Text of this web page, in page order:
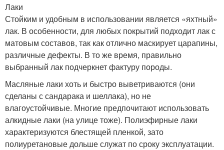
Лаки
Стойким и удобным в использовании является «яхтный»
лак. В особенности, для любых покрытий подходит лак с
матовым составов, так как отлично маскирует царапины,
различные дефекты. В то же время, правильно
выбранный лак подчеркнет фактуру породы.
Масляные лаки хоть и быстро выветриваются (они
сделаны с сандарака и шеллака), но не
влагоустойчивые. Многие предпочитают использовать
алкидные лаки (на улице тоже). Полиэфирные лаки
характеризуются блестящей пленкой, зато
полиуретановые дольше служат по сроку эксплуатации.